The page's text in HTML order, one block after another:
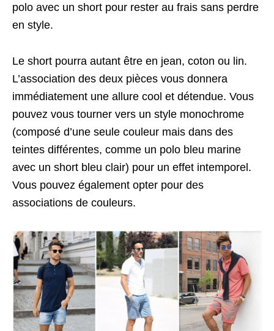
polo avec un short pour rester au frais sans perdre
en style.
Le short pourra autant être en jean, coton ou lin.
L’association des deux pièces vous donnera
immédiatement une allure cool et détendue. Vous
pouvez vous tourner vers un style monochrome
(composé d’une seule couleur mais dans des
teintes différentes, comme un polo bleu marine
avec un short bleu clair) pour un effet intemporel.
Vous pouvez également opter pour des
associations de couleurs.